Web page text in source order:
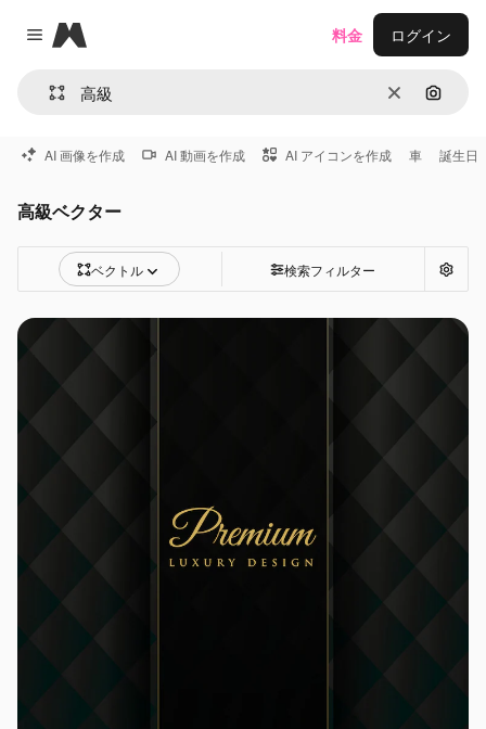
Close menu
Magnific
消去 画像で
料金 ログイン
AI 画像を作成 AI 動画を作成 AI アイコンを作成 車 誕生日
高級ベクター
ベクトル 検索フィルター